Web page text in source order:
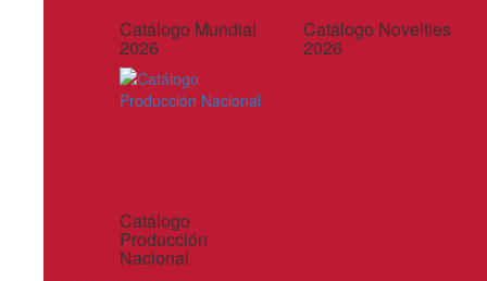
Catálogo Mundial
2026
Catálogo Novelties
2026
Catálogo
Producción
Nacional